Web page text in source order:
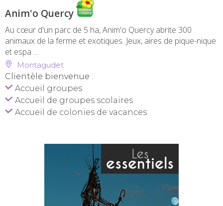
Anim'o Quercy
Au cœur d'un parc de 5 ha, Anim'o Quercy abrite 300
animaux de la ferme et exotiques. Jeux, aires de pique-nique
et espa ...
Montagudet
Clientèle bienvenue :
Accueil groupes
Accueil de groupes scolaires
Accueil de colonies de vacances
Les
essentiels